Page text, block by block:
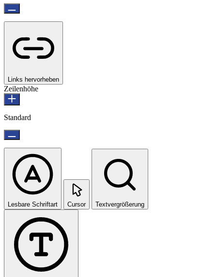
Links hervorheben
Zeilenhöhe
Standard
Lesbare Schriftart Cursor Textvergrößerung